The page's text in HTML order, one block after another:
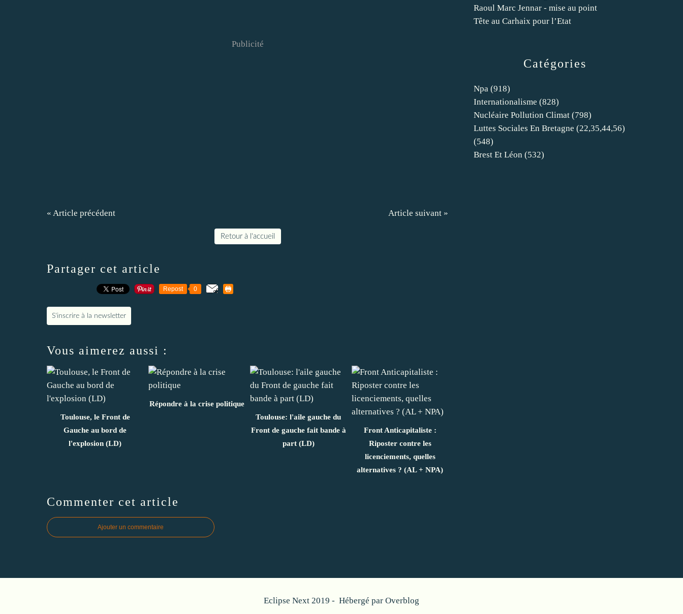
Publicité
« Article précédent Article suivant »
Retour à l'accueil
Partager cet article
Repost 0
S'inscrire à la newsletter
Vous aimerez aussi :
Toulouse, le Front de
Gauche au bord de
l'explosion (LD)
Répondre à la crise politique
Toulouse: l'aile gauche du
Front de gauche fait bande à
part (LD)
Front Anticapitaliste :
Riposter contre les
licenciements, quelles
alternatives ? (AL + NPA)
Commenter cet article
Ajouter un commentaire
Catégories
Npa (918)
Internationalisme (828)
Nucléaire Pollution Climat (798)
Luttes Sociales En Bretagne (22,35,44,56)
(548)
Brest Et Léon (532)
Raoul Marc Jennar - mise au point
Tête au Carhaix pour l’Etat
Eclipse Next 2019 - Hébergé par Overblog